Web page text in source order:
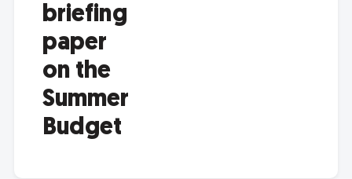
briefing
paper
on the
Summer
Budget